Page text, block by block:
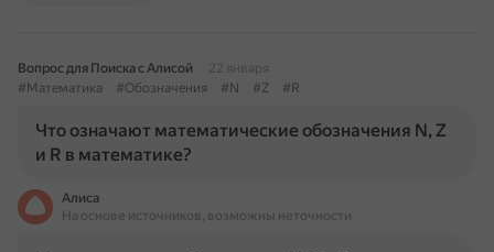
Вопрос для Поиска с Алисой
22 января
#Математика
#Обозначения #N #Z #R
Что означают математические обозначения N, Z
и R в математике?
Алиса
На основе источников, возможны неточности